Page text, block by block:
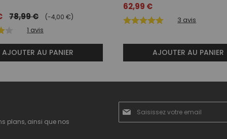
78,99 € (-4,00 €)
1 avis
AJOUTER AU PANIER
62,99 €
3 avis
AJOUTER AU PANIER
plans, ainsi que nos
notre